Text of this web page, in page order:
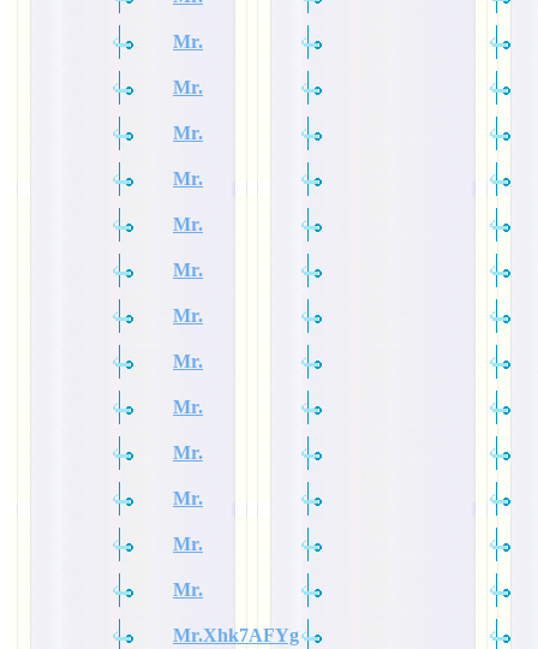
Mr.
Mr.
Mr.
Mr.
Mr.
Mr.
Mr.
Mr.
Mr.
Mr.
Mr.
Mr.
Mr.
Mr.Xhk7AFYg